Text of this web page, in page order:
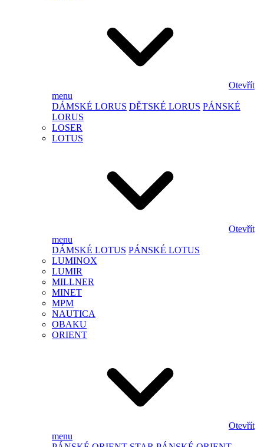
Otevřít
menu
DÁMSKÉ LORUS DĚTSKÉ LORUS PÁNSKÉ
LORUS
LOSER
LOTUS
Otevřít
menu
DÁMSKÉ LOTUS PÁNSKÉ LOTUS
LUMINOX
LUMIR
MILLNER
MINET
MPM
NAUTICA
OBAKU
ORIENT
Otevřít
menu